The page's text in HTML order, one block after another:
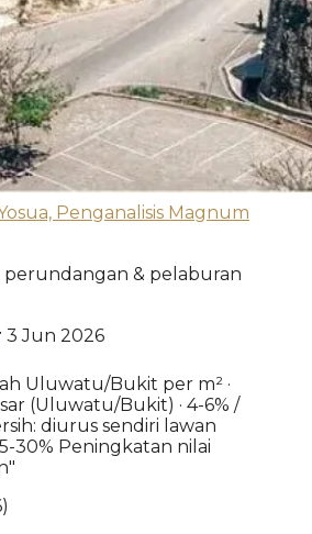
Penganalisis Magnum
perundangan & pelaburan
3 Jun 2026
Uluwatu/Bukit per m² ·
(Uluwatu/Bukit) · 4-6% /
diurus sendiri lawan
30% Peningkatan nilai